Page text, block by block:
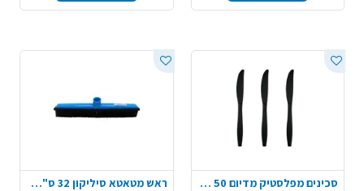
סכינים מפלסטיק מדיום 50 יח' - שחור
ראש מטאטא סיליקון 32 ס"מ - צבע משתנה